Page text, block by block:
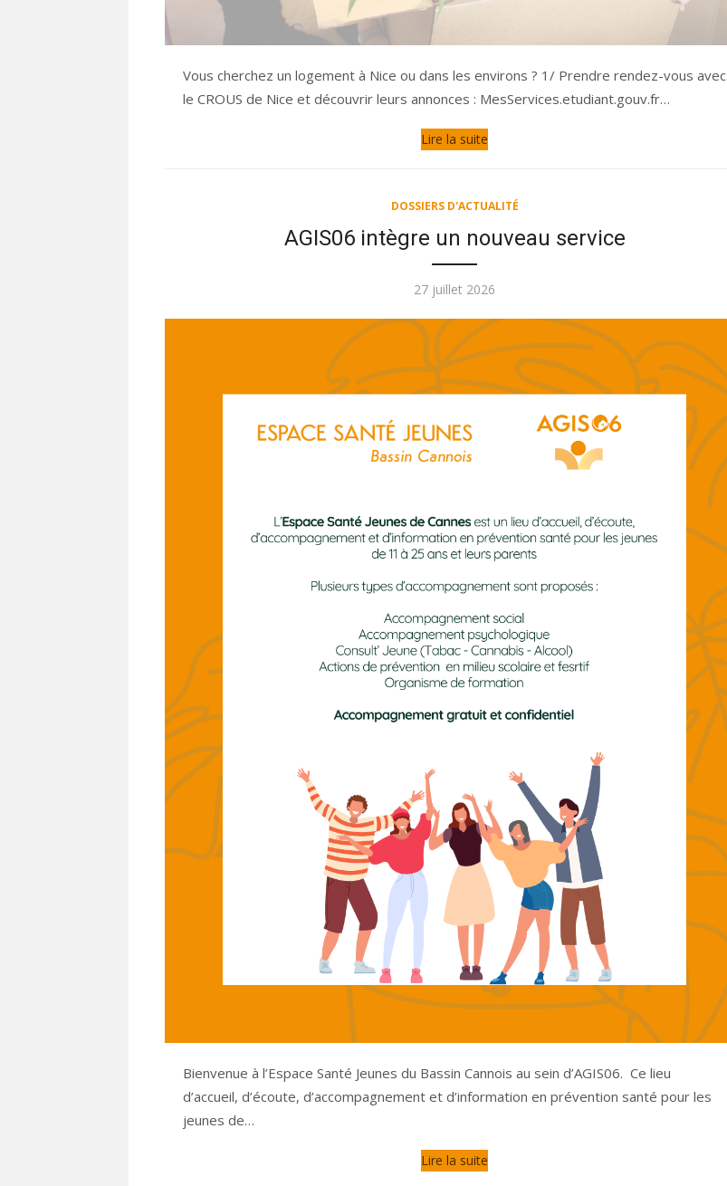
Vous cherchez un logement à Nice ou dans les environs ? 1/ Prendre rendez-vous avec
le CROUS de Nice et découvrir leurs annonces : MesServices.etudiant.gouv.fr…
Lire la suite
DOSSIERS D'ACTUALITÉ
AGIS06 intègre un nouveau service
Publié
27 juillet 2026
Bienvenue à l’Espace Santé Jeunes du Bassin Cannois au sein d’AGIS06. Ce lieu
d’accueil, d’écoute, d’accompagnement et d’information en prévention santé pour les
jeunes de…
Lire la suite